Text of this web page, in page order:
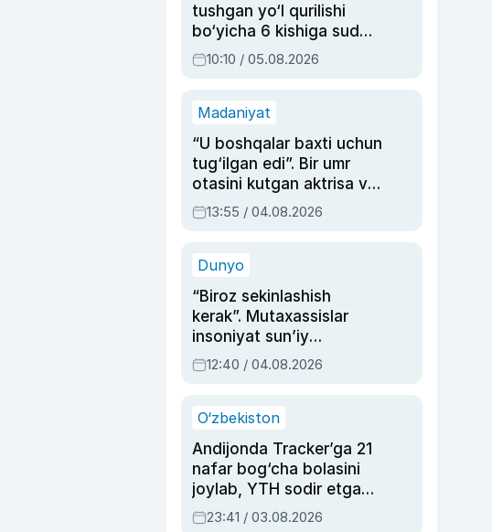
tushgan yo‘l qurilishi
bo‘yicha 6 kishiga sud
hukmi o‘qildi
10:10 / 05.08.2026
Madaniyat
“U boshqalar baxti uchun
tug‘ilgan edi”. Bir umr
otasini kutgan aktrisa va
dublyaj ustasi Rimma
Ahmedovaning
13:55 / 04.08.2026
Dunyo
“Biroz sekinlashish
kerak”. Mutaxassislar
insoniyat sun’iy
intellektni boshqara
olmay qolishidan xavotir
12:40 / 04.08.2026
O‘zbekiston
Andijonda Tracker’ga 21
nafar bog‘cha bolasini
joylab, YTH sodir etgan
ayolga sud hukmi o‘qildi
23:41 / 03.08.2026